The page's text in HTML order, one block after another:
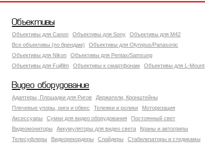
Объективы
Объективы для Canon Объективы для Sony
Объективы для M42
Все объективы (по брендам)
Объективы для Olympus/Panasonic
Объективы для Nikon
Объективы для Pentax/Samsung
Объективы для Fujifilm
Объективы к смартфонам Объективы для L-Mount
Видео оборудование
Адаптеры, Площадки для Ригов
Держатели, Кронштейны
Плечевые упоры, риги и обвес
Тележки и ролики
Моторизация
Аксессуары
Сумки для видео оборудования
Постоянный свет
Видеомониторы
Аккумуляторы для видео света
Краны и автогрипы
Телесуфлеры
Видеорекордеры Слайдеры
Стабилизаторы и стедикамы